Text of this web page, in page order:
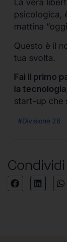
La vera
psicologica,
mattina
Questo è il
tua svolta.
Fai il primo
la
start-up che
#Divisione 26
Condividi